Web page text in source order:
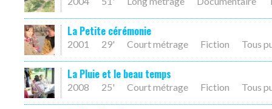
La Petite cérémonie
2001 29' Court métrage Fiction Tous
La Pluie et le beau temps
2008 25' Court métrage Fiction Tous